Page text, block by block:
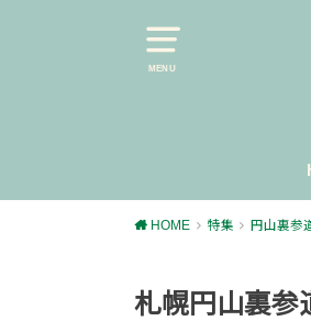
MENU
HOME 特集 円山裏参
札幌円山裏